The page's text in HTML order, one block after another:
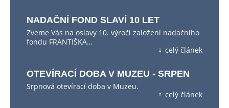
NADAČNÍ FOND SLAVÍ 10 LET
Zveme Vás na oslavy 10. výročí založení nadačního
fondu FRANTIŠKA…
celý článek
OTEVÍRACÍ DOBA V MUZEU - SRPEN
Srpnová otevírací doba v Muzeu.
celý článek